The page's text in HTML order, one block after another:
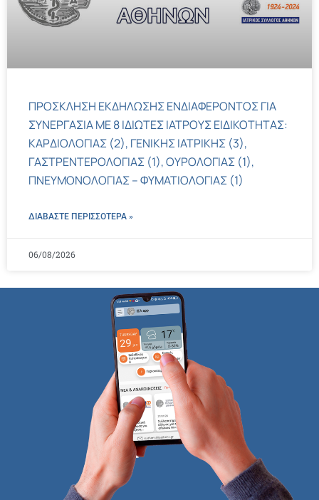
ΠΡΟΣΚΛΗΣΗ ΕΚΔΗΛΩΣΗΣ ΕΝΔΙΑΦΕΡΟΝΤΟΣ ΓΙΑ
ΣΥΝΕΡΓΑΣΙΑ ΜΕ 8 ΙΔΙΩΤΕΣ ΙΑΤΡΟΥΣ ΕΙΔΙΚΟΤΗΤΑΣ:
ΚΑΡΔΙΟΛΟΓΙΑΣ (2), ΓΕΝΙΚΗΣ ΙΑΤΡΙΚΗΣ (3),
ΓΑΣΤΡΕΝΤΕΡΟΛΟΓΙΑΣ (1), ΟΥΡΟΛΟΓΙΑΣ (1),
ΠΝΕΥΜΟΝΟΛΟΓΙΑΣ – ΦΥΜΑΤΙΟΛΟΓΙΑΣ (1)
ΔΙΑΒΑΣΤΕ ΠΕΡΙΣΣΌΤΕΡΑ »
06/08/2026